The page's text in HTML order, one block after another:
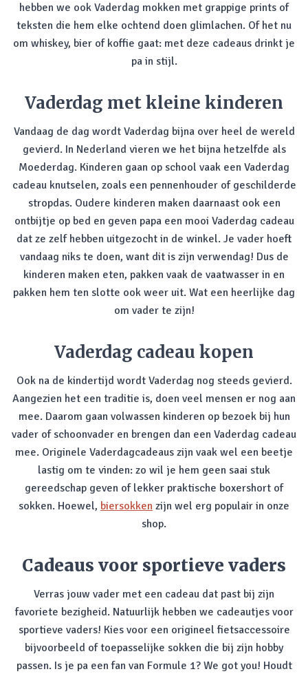
hebben we ook Vaderdag mokken met grappige prints of
teksten die hem elke ochtend doen glimlachen. Of het nu
om whiskey, bier of koffie gaat: met deze cadeaus drinkt je
pa in stijl.
Vaderdag met kleine kinderen
Vandaag de dag wordt Vaderdag bijna over heel de wereld
gevierd. In Nederland vieren we het bijna hetzelfde als
Moederdag. Kinderen gaan op school vaak een Vaderdag
cadeau knutselen, zoals een pennenhouder of geschilderde
stropdas. Oudere kinderen maken daarnaast ook een
ontbijtje op bed en geven papa een mooi Vaderdag cadeau
dat ze zelf hebben uitgezocht in de winkel. Je vader hoeft
vandaag niks te doen, want dit is zijn verwendag! Dus de
kinderen maken eten, pakken vaak de vaatwasser in en
pakken hem ten slotte ook weer uit. Wat een heerlijke dag
om vader te zijn!
Vaderdag cadeau kopen
Ook na de kindertijd wordt Vaderdag nog steeds gevierd.
Aangezien het een traditie is, doen veel mensen er nog aan
mee. Daarom gaan volwassen kinderen op bezoek bij hun
vader of schoonvader en brengen dan een Vaderdag cadeau
mee. Originele Vaderdagcadeaus zijn vaak wel een beetje
lastig om te vinden: zo wil je hem geen saai stuk
gereedschap geven of lekker praktische boxershort of
sokken. Hoewel, biersokken zijn wel erg populair in onze
shop.
Cadeaus voor sportieve vaders
Verras jouw vader met een cadeau dat past bij zijn
favoriete bezigheid. Natuurlijk hebben we cadeautjes voor
sportieve vaders! Kies voor een origineel fietsaccessoire
bijvoorbeeld of toepasselijke sokken die bij zijn hobby
passen. Is je pa een fan van Formule 1? We got you! Houdt